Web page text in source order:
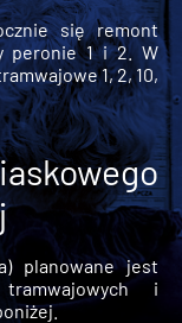
się remont
peronie 1 i 2. W
1, 2, 10,
planowane jest
i